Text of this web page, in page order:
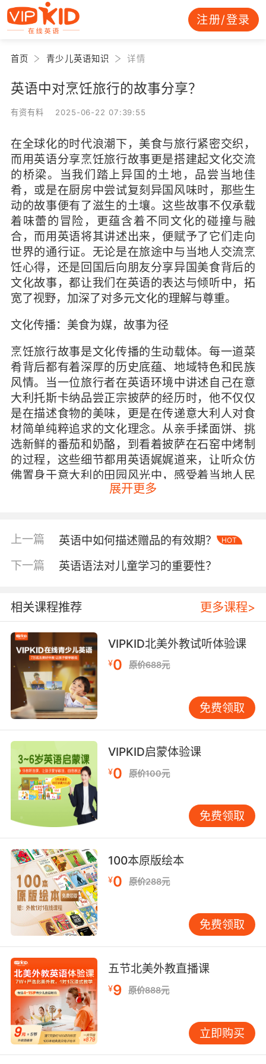
注册/登录
首页 青少儿英语知识 详情
英语中对烹饪旅行的故事分享？
有资有料 2025-06-22 07:39:55
在全球化的时代浪潮下，美食与旅行紧密交织，
而用英语分享烹饪旅行故事更是搭建起文化交流
的桥梁。当我们踏上异国的土地，品尝当地佳
肴，或是在厨房中尝试复刻异国风味时，那些生
动的故事便有了滋生的土壤。这些故事不仅承载
着味蕾的冒险，更蕴含着不同文化的碰撞与融
合，而用英语将其讲述出来，便赋予了它们走向
世界的通行证。无论是在旅途中与当地人交流烹
饪心得，还是回国后向朋友分享异国美食背后的
文化故事，都让我们在英语的表达与倾听中，拓
宽了视野，加深了对多元文化的理解与尊重。
文化传播：美食为媒，故事为径
烹饪旅行故事是文化传播的生动载体。每一道菜
肴背后都有着深厚的历史底蕴、地域特色和民族
风情。当一位旅行者在英语环境中讲述自己在意
大利托斯卡纳品尝正宗披萨的经历时，他不仅仅
是在描述食物的美味，更是在传递意大利人对食
材简单纯粹追求的文化理念。从亲手揉面饼、挑
选新鲜的番茄和奶酪，到看着披萨在石窑中烤制
的过程，这些细节都用英语娓娓道来，让听众仿
佛置身于意大利的田园风光中，感受着当地人民
对生活的热爱与对美食的执着。这种文化传播是
破了地域与文化的隔阂，让人们在英语的交流互
流中，会分享自己在中国各地品尝美食的经历，
比如在成都街头品尝麻辣火锅的畅快，那丰富的
食材、独特的调料以及热闹的就餐氛围，都通过
英语的描述让外教们对中国传统饮食文化有了更
直观的了解。同时，外教们也会分享自己国家的
特色烹饪故事，如英国的下午茶文化，精致的茶
点、优雅的用餐环境以及背后所承载的社交礼
仪，这些都在英语的交流中得以传播，让学员们
领略到不同文化的魅力，拓宽了他们的文化视
野，使他们在英语学习的过程中，成为了文化传
播的小使者。
语言学习：烹饪语境，英语升华
烹饪旅行故事为英语学习提供了丰富且鲜活的语
汇和实用表达。例如，在讲述制作法国洋葱汤
时，“caramelize the onions（将洋葱焦糖化）”
“make a roux（制作面糊）”“gratin（奶酪焗
烤）”等词汇的使用，让学习者在实际语境中掌握
了地道的英语表达方式。而且，在分享故事时，
还需要运用各种时态来描述事件的先后顺序，如
完成时可以用来表达对这次经历的感悟或收获，
这有助于学习者更加熟练地掌握英语的语法规
则，提高语言运用的准确性和流畅性。
VIPKID 的学员们在课堂上常常通过分享烹饪旅行
故事来提升英语能力。他们会提前准备好自己的
故事素材，在与外教的对话中，不断锻炼自己的
展开更多
上一篇 英语中如何描述赠品的有效期？ HOT
下一篇 英语语法对儿童学习的重要性？
相关课程推荐 更多课程>
VIPKID北美外教试听体验课
¥0 原价688元
免费领取
VIPKID启蒙体验课
¥0 原价100元
免费领取
100本原版绘本
¥0 原价288元
免费领取
五节北美外教直播课
¥9 原价888元
立即购买